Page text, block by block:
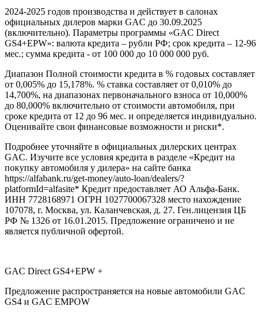
2024-2025 годов производства и действует в салонах
официальных дилеров марки GAC до 30.09.2025
(включительно). Параметры программы «GAC Direct
GS4+EPW»: валюта кредита – рубли РФ; срок кредита – 12-96
мес.; сумма кредита - от 100 000 до 10 000 000 руб.
Диапазон Полной стоимости кредита в % годовых составляет
от 0,005% до 15,178%. % ставка составляет от 0,010% до
14,700%, на диапазонах первоначального взноса от 10,000%
до 80,000% включительно от стоимости автомобиля, при
сроке кредита от 12 до 96 мес. и определяется индивидуально.
Оценивайте свои финансовые возможности и риски*.
Подробнее уточняйте в официальных дилерских центрах
GAC. Изучите все условия кредита в разделе «Кредит на
покупку автомобиля у дилера» на сайте банка
https://alfabank.ru/get-money/auto-loan/dealers/?
platformId=alfasite* Кредит предоставляет АО Альфа-Банк.
ИНН 7728168971 ОГРН 1027700067328 место нахождение
107078, г. Москва, ул. Каланчевская, д. 27. Ген.лицензия ЦБ
РФ № 1326 от 16.01.2015. Предложение ограничено и не
является публичной офертой.
GAC Direct GS4+EPW +
Предложение распространяется на новые автомобили GAC
GS4 и GAC EMPOW